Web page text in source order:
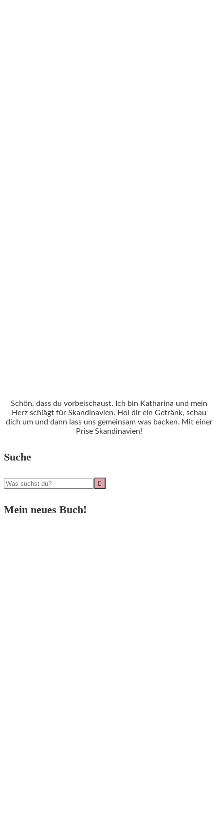
Schön, dass du vorbeischaust. Ich bin Katharina und mein
Herz schlägt für Skandinavien. Hol dir ein Getränk, schau
dich um und dann lass uns gemeinsam was backen. Mit einer
Prise Skandinavien!
Suche
Mein neues Buch!